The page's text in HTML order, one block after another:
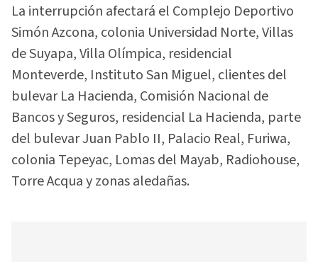
La interrupción afectará el Complejo Deportivo
Simón Azcona, colonia Universidad Norte, Villas
de Suyapa, Villa Olímpica, residencial
Monteverde, Instituto San Miguel, clientes del
bulevar La Hacienda, Comisión Nacional de
Bancos y Seguros, residencial La Hacienda, parte
del bulevar Juan Pablo II, Palacio Real, Furiwa,
colonia Tepeyac, Lomas del Mayab, Radiohouse,
Torre Acqua y zonas aledañas.